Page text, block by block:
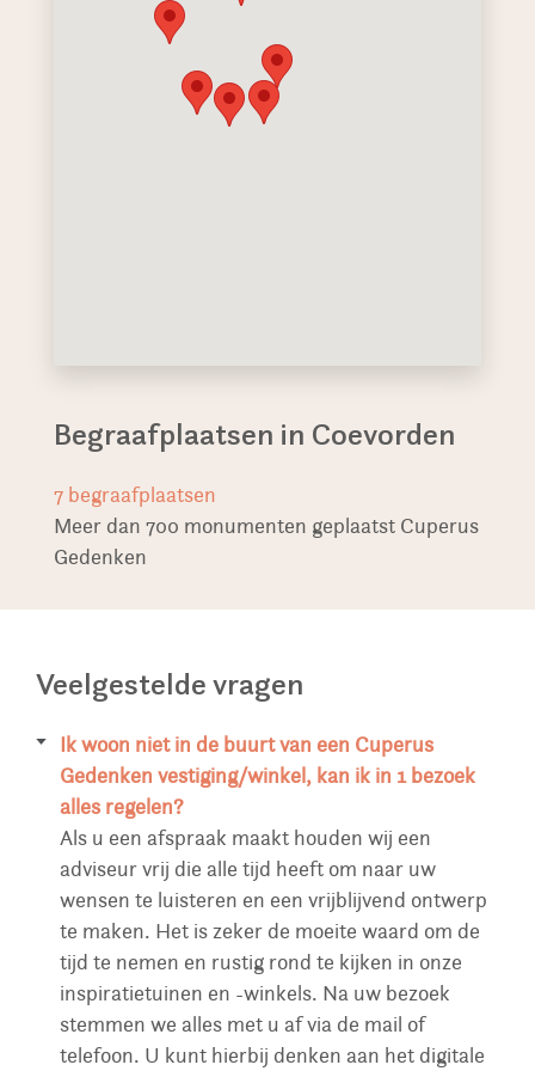
Begraafplaatsen in Coevorden
7 begraafplaatsen
Meer dan 700 monumenten geplaatst Cuperus
Gedenken
Veelgestelde vragen
Ik woon niet in de buurt van een Cuperus
Gedenken vestiging/winkel, kan ik in 1 bezoek
alles regelen?
Als u een afspraak maakt houden wij een
adviseur vrij die alle tijd heeft om naar uw
wensen te luisteren en een vrijblijvend ontwerp
te maken. Het is zeker de moeite waard om de
tijd te nemen en rustig rond te kijken in onze
inspiratietuinen en -winkels. Na uw bezoek
stemmen we alles met u af via de mail of
telefoon. U kunt hierbij denken aan het digitale